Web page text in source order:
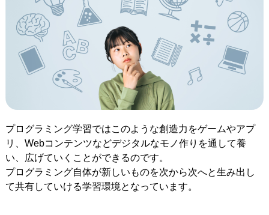
プログラミング学習ではこのような創造力をゲームやアプ
リ、Webコンテンツなどデジタルなモノ作りを通して養
い、広げていくことができるのです。
プログラミング自体が新しいものを次から次へと生み出し
て共有していける学習環境となっています。